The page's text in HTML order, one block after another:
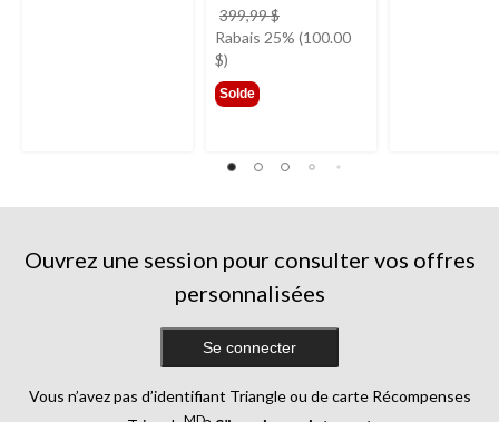
399,99 $
était
Rabais 25% (100.00
$)
Solde
Ouvrez une session pour consulter vos offres
personnalisées
Se connecter
Vous n’avez pas d’identifiant Triangle ou de carte Récompenses
MD